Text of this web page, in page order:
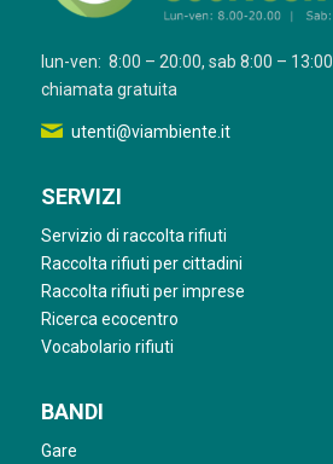
lun-ven: 8:00 – 20:00, sab 8:00 – 13:00
chiamata gratuita
utenti@viambiente.it
SERVIZI
Servizio di raccolta rifiuti
Raccolta rifiuti per cittadini
Raccolta rifiuti per imprese
Ricerca ecocentro
Vocabolario rifiuti
BANDI
Gare